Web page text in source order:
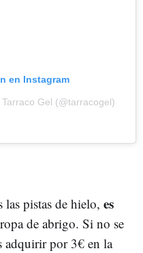
en Instagram
Gel (@tarracogel)
pistas de hielo, es
de abrigo. Si no se
adquirir por 3€ en la